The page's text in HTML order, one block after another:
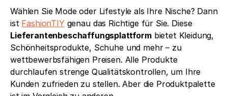
Wählen Sie Mode oder Lifestyle als Ihre Nische? Dann
ist FashionTIY
genau das Richtige für Sie. Diese
Lieferantenbeschaffungsplattform bietet Kleidung,
Schönheitsprodukte, Schuhe und mehr – zu
wettbewerbsfähigen Preisen. Alle Produkte
durchlaufen strenge Qualitätskontrollen, um Ihre
Kunden zufrieden zu stellen. Aber die Produktpalette